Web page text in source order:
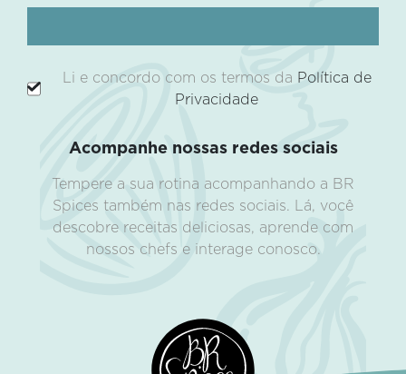
Li e concordo com os termos da Política de
Privacidade
Acompanhe nossas redes sociais
Tempere a sua rotina acompanhando a BR
Spices também nas redes sociais. Lá, você
descobre receitas deliciosas, aprende com
nossos chefs e interage conosco.